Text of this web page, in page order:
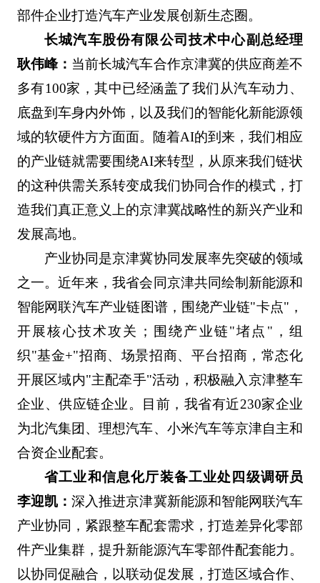
部件企业打造汽车产业发展创新生态圈。
长城汽车股份有限公司技术中心副总经理
耿伟峰： 当前长城汽车合作京津冀的供应商差不
多有100家，其中已经涵盖了我们从汽车动力、
底盘到车身内外饰，以及我们的智能化新能源领
域的软硬件方方面面。随着AI的到来，我们相应
的产业链就需要围绕AI来转型，从原来我们链状
的这种供需关系转变成我们协同合作的模式，打
造我们真正意义上的京津冀战略性的新兴产业和
发展高地。
产业协同是京津冀协同发展率先突破的领域
之一。近年来，我省会同京津共同绘制新能源和
智能网联汽车产业链图谱，围绕产业链"卡点"，
开展核心技术攻关；围绕产业链"堵点"，组
织"基金+"招商、场景招商、平台招商，常态化
开展区域内"主配牵手"活动，积极融入京津整车
企业、供应链企业。目前，我省有近230家企业
为北汽集团、理想汽车、小米汽车等京津自主和
合资企业配套。
省工业和信息化厅装备工业处四级调研员
李迎凯：深入推进京津冀新能源和智能网联汽车
产业协同，紧跟整车配套需求，打造差异化零部
件产业集群，提升新能源汽车零部件配套能力。
以协同促融合，以联动促发展，打造区域合作、